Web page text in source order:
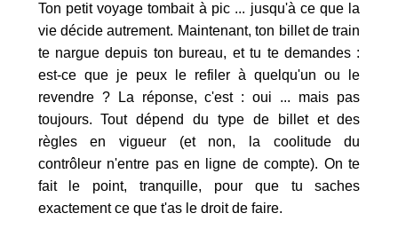
Ton petit voyage tombait à pic ... jusqu'à ce que la
vie décide autrement. Maintenant, ton billet de train
te nargue depuis ton bureau, et tu te demandes :
est-ce que je peux le refiler à quelqu'un ou le
revendre ? La réponse, c'est : oui ... mais pas
toujours. Tout dépend du type de billet et des
règles en vigueur (et non, la coolitude du
contrôleur n'entre pas en ligne de compte). On te
fait le point, tranquille, pour que tu saches
exactement ce que t'as le droit de faire.